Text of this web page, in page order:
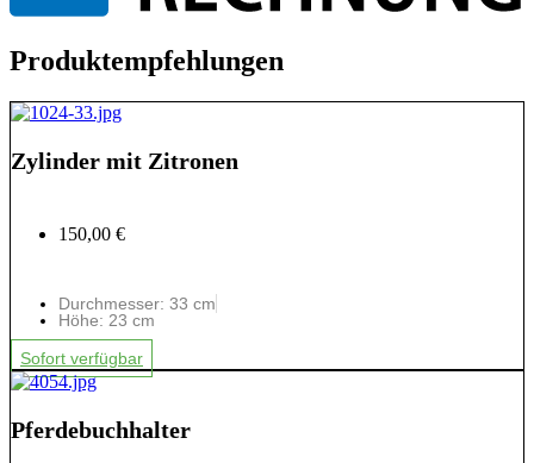
Produktempfehlungen
Zylinder mit Zitronen
150,00 €
Durchmesser: 33 cm
Höhe: 23 cm
Sofort verfügbar
Pferdebuchhalter